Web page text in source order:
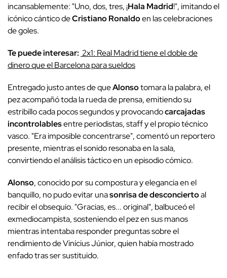
incansablemente: "Uno, dos, tres, ¡Hala Madrid!", imitando el
icónico cántico deCristiano Ronaldoen las celebraciones
de goles.
Te puede interesar: 2x1: Real Madrid tiene el doble de
dinero que el Barcelona para sueldos
Entregado justo antes de queAlonsotomara la palabra, el
pez acompañó toda la rueda de prensa, emitiendo su
estribillo cada pocos segundos y provocandocarcajadas
incontrolablesentre periodistas, staff y el propio técnico
vasco. "Era imposible concentrarse", comentó un reportero
presente, mientras el sonido resonaba en la sala,
convirtiendo el análisis táctico en un episodio cómico.
Alonso, conocido por su compostura y elegancia en el
banquillo, no pudo evitar unasonrisa de desconciertoal
recibir el obsequio. "Gracias, es... original", balbuceó el
exmediocampista, sosteniendo el pez en sus manos
mientras intentaba responder preguntas sobre el
rendimiento de Vinícius Júnior, quien había mostrado
enfado tras ser sustituido.